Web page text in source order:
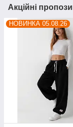
Акційні
НОВИНКА 05.08.26